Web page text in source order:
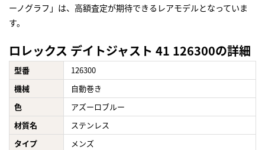
ーノグラフ」は、高額査定が期待できるレアモデルとなっていま
す。
ロレックス デイトジャスト 41 126300の詳細
型番
126300
機械
自動巻き
色
アズーロブルー
材質名
ステンレス
タイプ
メンズ